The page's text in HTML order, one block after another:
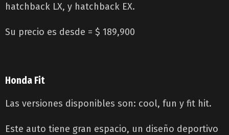
hatchback LX, y hatchback EX.
Su precio es desde = $ 189,900
Honda Fit
Las versiones disponibles son: cool, fun y fit hit.
Este auto tiene gran espacio, un diseño deportivo